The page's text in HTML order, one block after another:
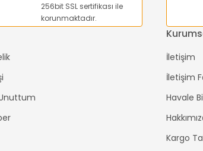
256bit SSL sertifikası ile
korunmaktadır.
İletişim
İletişim
Havale
Kargo